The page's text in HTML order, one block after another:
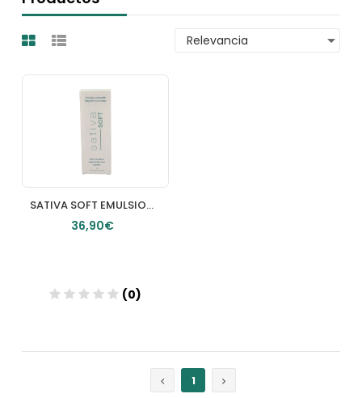
SATIVA SOFT EMULSION CORPORAL 200ML
36,90€
(0)
1